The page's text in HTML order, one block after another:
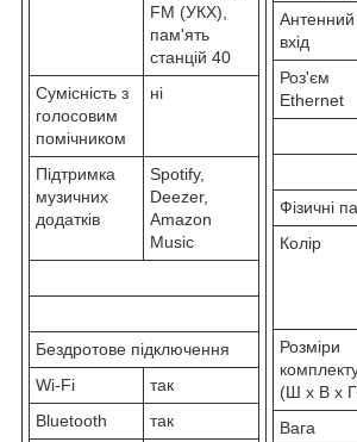
FM (УКХ),
пам'ять
станцій 40
Сумісність з
голосовим
помічником
ні
Підтримка
музичних
додатків
Spotify,
Deezer,
Amazon
Music
Бездротове підключення
Wi-Fi
так
Bluetooth
так
Антенний
вхід
Роз'єм
Ethernet
Фізичні
Колір
Розміри
(Ш x В x
Вага